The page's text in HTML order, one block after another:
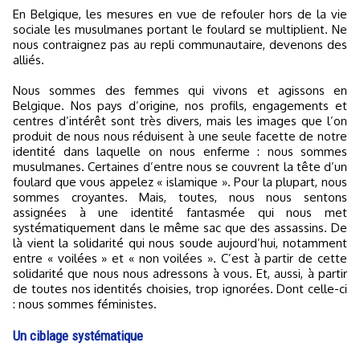
En Belgique, les mesures en vue de refouler hors de la vie
sociale les musulmanes portant le foulard se multiplient. Ne
nous contraignez pas au repli communautaire, devenons des
alliés.
Nous sommes des femmes qui vivons et agissons en
Belgique. Nos pays d’origine, nos profils, engagements et
centres d’intérêt sont très divers, mais les images que l’on
produit de nous nous réduisent à une seule facette de notre
identité dans laquelle on nous enferme : nous sommes
musulmanes. Certaines d’entre nous se couvrent la tête d’un
foulard que vous appelez « islamique ». Pour la plupart, nous
sommes croyantes. Mais, toutes, nous nous sentons
assignées à une identité fantasmée qui nous met
systématiquement dans le même sac que des assassins. De
là vient la solidarité qui nous soude aujourd’hui, notamment
entre « voilées » et « non voilées ». C’est à partir de cette
solidarité que nous nous adressons à vous. Et, aussi, à partir
de toutes nos identités choisies, trop ignorées. Dont celle-ci
: nous sommes féministes.
Un ciblage systématique